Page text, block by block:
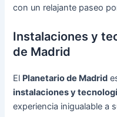
con un relajante paseo
Instalaciones y
de Madrid
El Planetario de Madrid
instalaciones y
experiencia inigualable a